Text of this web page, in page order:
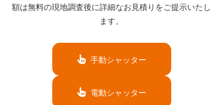
額は無料の現地調査後に詳細なお見積りをご提示いたし
ます。
手動シャッター
電動シャッター